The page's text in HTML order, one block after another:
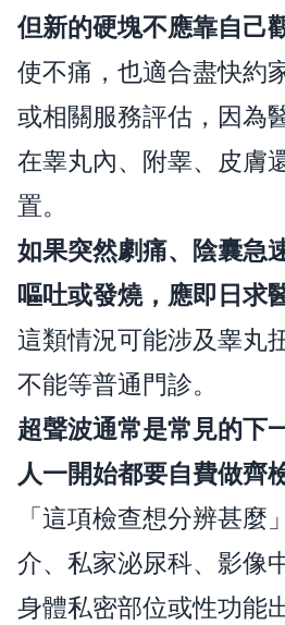
但新的硬塊不應靠自己
使不痛，也適合盡快約
或相關服務評估，因為
在睾丸內、附睾、皮膚
置。
如果突然劇痛、陰囊急
嘔吐或發燒，應即日求
這類情況可能涉及睾丸
不能等普通門診。
超聲波通常是常見的下
人一開始都要自費做齊
「這項檢查想分辨甚麼
介、私家泌尿科、影像
身體私密部位或性功能